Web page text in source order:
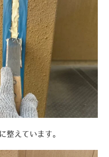
整えています。